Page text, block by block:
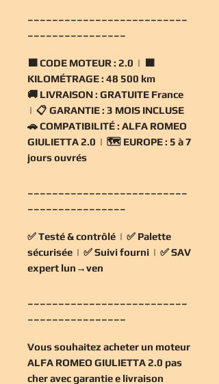
🟧CODE MOTEUR : 2.0 | 🟧
KILOMÉTRAGE : 48 500 km
🚚 LIVRAISON : GRATUITE France
| 📋 GARANTIE : 3 MOIS INCLUSE
🚗COMPATIBILITÉ : ALFA ROMEO
GIULIETTA 2.0 | 🗺️ EUROPE : 5 à 7
jours ouvrés
✅Testé & contrôlé | ✅ Palette
sécurisée | ✅Suivi fourni | ✅SAV
expert lun→ven
Vous souhaitez acheter un moteur
ALFA ROMEO GIULIETTA 2.0 pas
cheravec garantie e livraison